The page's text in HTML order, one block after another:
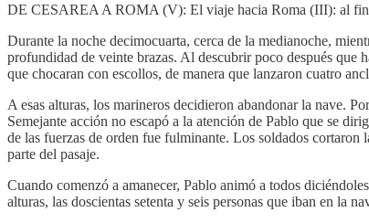
DE CESAREA A ROMA (V): El viaje hacia Roma (III): al
Durante la noche decimocuarta, cerca de la medianoche,
profundidad de veinte brazas. Al descubrir poco después que
que chocaran con escollos, de manera que lanzaron cuatro
A esas alturas, los marineros decidieron abandonar la nave.
Semejante acción no escapó a la atención de Pablo que se
de las fuerzas de orden fue fulminante. Los soldados cortaron
parte del pasaje.
Cuando comenzó a amanecer, Pablo animó a todos
alturas, las doscientas setenta y seis personas que iban en la